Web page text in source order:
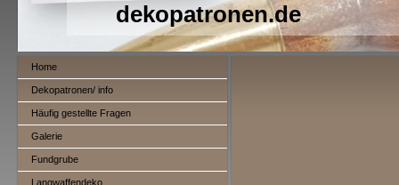
dekopatronen.de
Home
Dekopatronen/ info
Häufig gestellte Fragen
Galerie
Fundgrube
Langwaffendeko